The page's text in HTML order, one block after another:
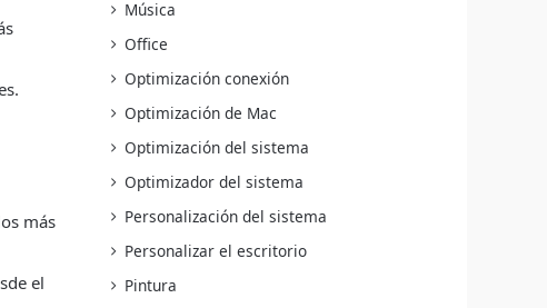
más
el
Música
Office
Optimización conexión
Optimización de Mac
Optimización del sistema
Optimizador del sistema
Personalización del sistema
Personalizar el escritorio
Pintura